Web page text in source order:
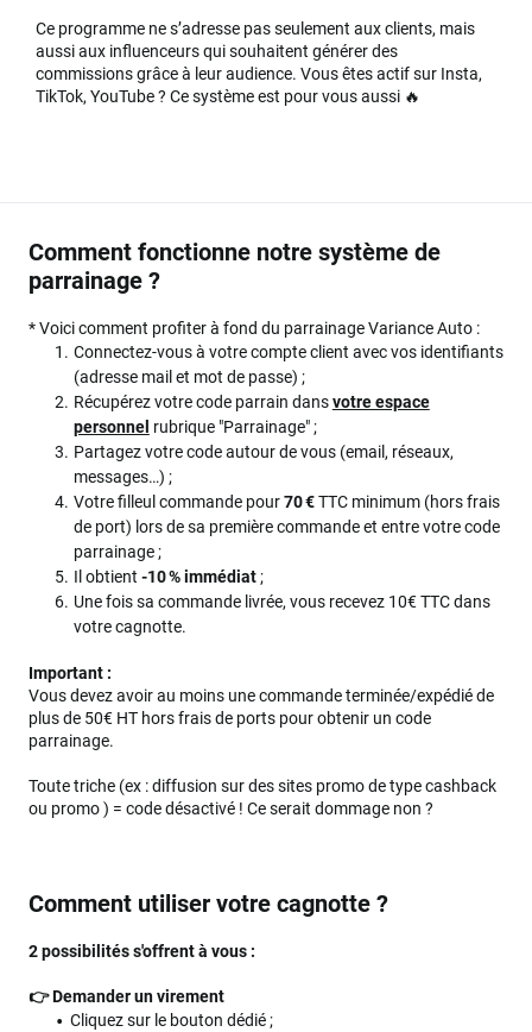
Ce programme ne s’adresse pas seulement aux clients, mais
aussi aux influenceurs qui souhaitent générer des
commissions grâce à leur audience. Vous êtes actif sur Insta,
TikTok, YouTube ? Ce système est pour vous aussi 🔥
Comment fonctionne notre système de
parrainage ?
* Voici comment profiter à fond du parrainage Variance Auto :
Connectez-vous à votre compte client avec vos identifiants
(adresse mail et mot de passe) ;
Récupérez votre code parrain dansvotre espace
personnel rubrique "Parrainage" ;
Partagez votre code autour de vous (email, réseaux,
messages…) ;
Votre filleul commande pour70 €TTC minimum (hors frais
de port) lors de sa première commande et entre votre code
parrainage ;
Il obtient -10 % immédiat;
Une fois sa commande livrée, vous recevez 10€ TTC dans
votre cagnotte.
Important :
Vous devez avoir au moins une commande terminée/expédié de
plus de 50€ HT hors frais de ports pour obtenir un code
parrainage.
Toute triche (ex : diffusion sur des sites promo de type cashback
ou promo ) = code désactivé ! Ce serait dommage non ?
Comment utiliser votre cagnotte ?
2 possibilités s'offrent à vous :
👉 Demander un virement
Cliquez sur le bouton dédié ;